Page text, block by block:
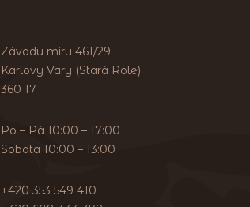
Závodu míru 461/29
Karlovy Vary (Stará Role)
360 17
Po – Pá 10:00 – 17:00
Sobota 10:00 – 13:00
+420 353 549 410